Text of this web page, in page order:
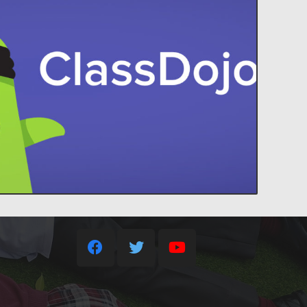
ClassDojo
a tu aula. ClassDojo conecta a
estudiantes y padres, para construir
increíbles en el aula.
Contacto
+34 928 34 66 47